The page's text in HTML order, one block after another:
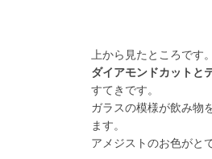
上から見たところです。
ダイアモンドカットと
すてきです。
ガラスの模様が飲み物
ます。
アメジストのお色がと